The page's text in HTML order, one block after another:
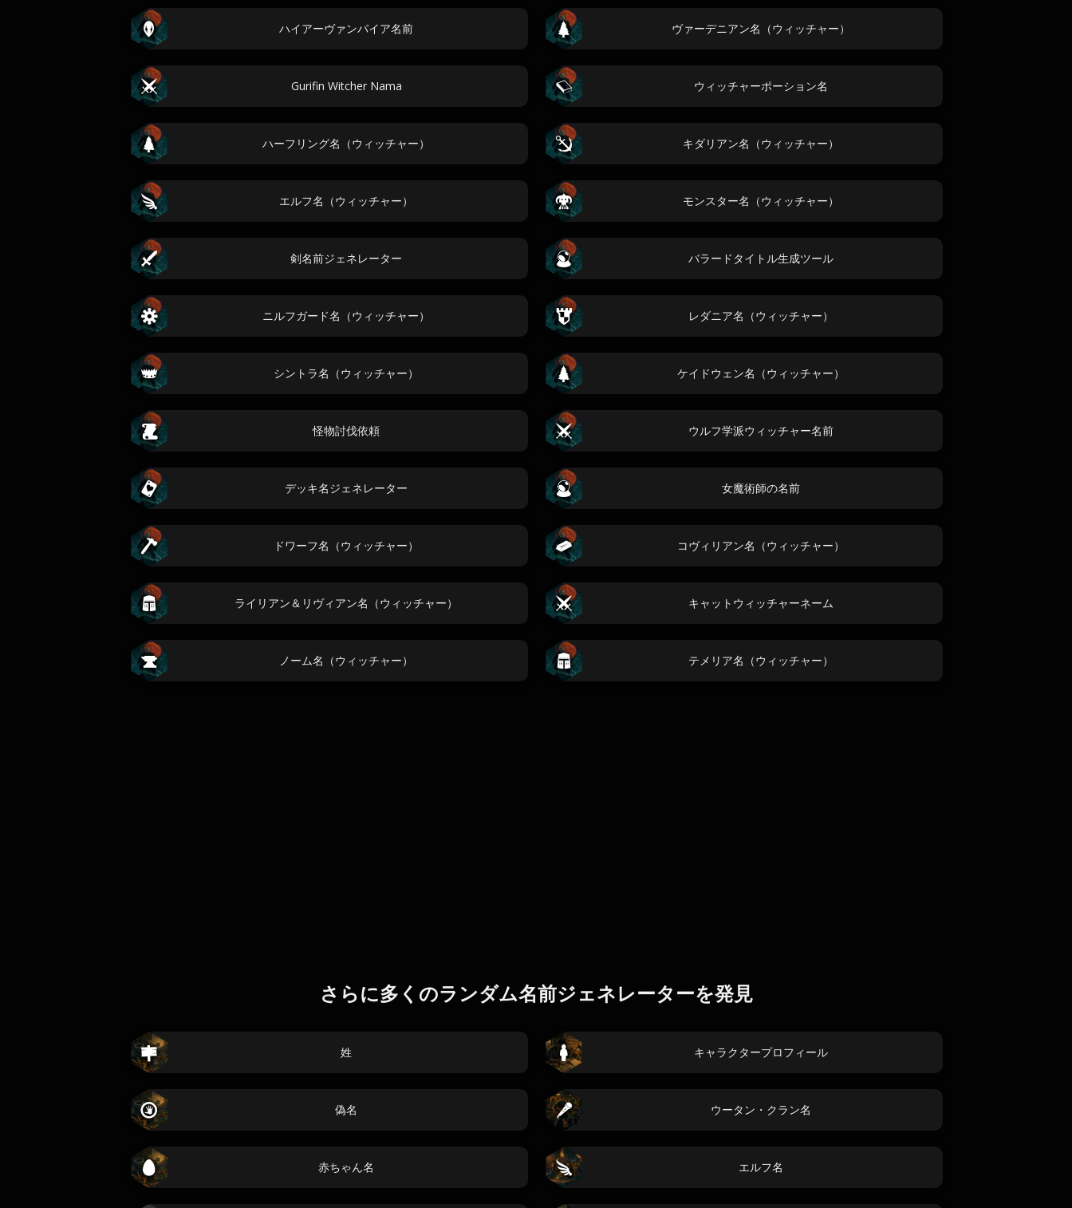
ハイアーヴァンパイア名前 ヴァーデニアン名（ウィッチャー）
Gurifin Witcher Nama ウィッチャーポーション名
ハーフリング名（ウィッチャー） キダリアン名（ウィッチャー）
エルフ名（ウィッチャー） モンスター名（ウィッチャー）
剣名前ジェネレーター バラードタイトル生成ツール
ニルフガード名（ウィッチャー） レダニア名（ウィッチャー）
シントラ名（ウィッチャー） ケイドウェン名（ウィッチャー）
怪物討伐依頼 ウルフ学派ウィッチャー名前
デッキ名ジェネレーター 女魔術師の名前
ドワーフ名（ウィッチャー） コヴィリアン名（ウィッチャー）
ライリアン＆リヴィアン名（ウィッチャー） キャットウィッチャーネーム
ノーム名（ウィッチャー） テメリア名（ウィッチャー）
さらに多くのランダム名前ジェネレーターを発見
姓 キャラクタープロフィール
偽名 ウータン・クラン名
赤ちゃん名 エルフ名